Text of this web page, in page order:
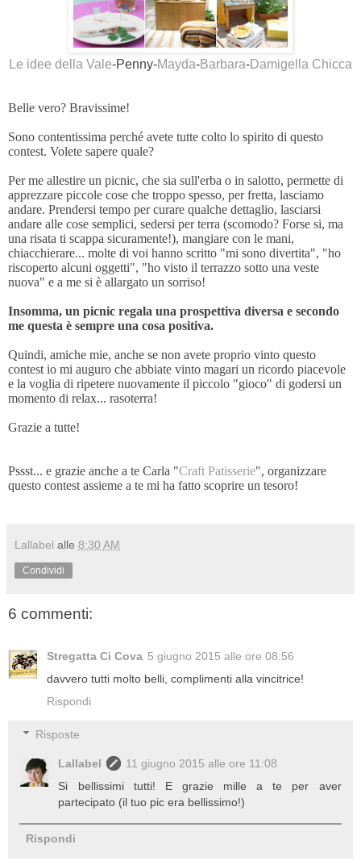
Le idee della Vale-Penny-Mayda-Barbara-Damigella Chicca
Belle vero? Bravissime!
Sono contentissima perché avete tutte colto lo spirito di questo
contest. Volete sapere quale?
Per me allestire un picnic, che sia sull'erba o in salotto, permette di
apprezzare piccole cose che troppo spesso, per fretta, lasciamo
andare. Prendersi tempo per curare qualche dettaglio, lasciarsi
andare alle cose semplici, sedersi per terra (scomodo? Forse si, ma
una risata ti scappa sicuramente!), mangiare con le mani,
chiacchierare... molte di voi hanno scritto "mi sono divertita", "ho
riscoperto alcuni oggetti", "ho visto il terrazzo sotto una veste
nuova" e a me si è allargato un sorriso!
Insomma, un picnic regala una prospettiva diversa e secondo
me questa è sempre una cosa positiva.
Quindi, amiche mie, anche se non avete proprio vinto questo
contest io mi auguro che abbiate vinto magari un ricordo piacevole
e la voglia di ripetere nuovamente il piccolo "gioco" di godersi un
momento di relax... rasoterra!
Grazie a tutte!
Pssst... e grazie anche a te Carla "Craft Patisserie", organizzare
questo contest assieme a te mi ha fatto scoprire un tesoro!
Lallabel alle 8:30 AM
Condividi
6 commenti:
Stregatta Ci Cova 5 giugno 2015 alle ore 08:56
davvero tutti molto belli, complimenti alla vincitrice!
Rispondi
Risposte
Lallabel
11 giugno 2015 alle ore 11:08
Si bellissimi tutti! E grazie mille a te per aver
partecipato (il tuo pic era bellissimo!)
Rispondi